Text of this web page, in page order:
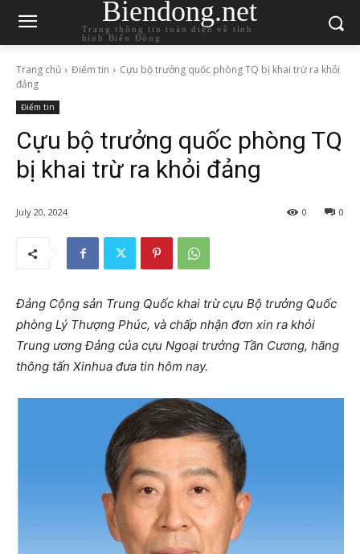
Biendong.net
Trang thông tin toàn diện về tình
hình Biển Đông
Trang chủ Điểm tin
Cựu bộ trưởng quốc phòng TQ bị khai trừ ra khỏi
đảng
Điểm tin
Cựu bộ trưởng quốc phòng TQ
bị khai trừ ra khỏi đảng
July 20, 2024 0
0
Đảng Cộng sản Trung Quốc khai trừ cựu Bộ trưởng Quốc
phòng Lý Thượng Phúc, và chấp nhận đơn xin ra khỏi
Trung ương Đảng của cựu Ngoại trưởng Tần Cương, hãng
thông tấn Xinhua đưa tin hôm nay.